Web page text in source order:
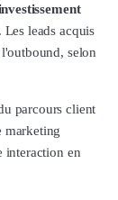
leads acquis
selon
parcours client
marketing
interaction en